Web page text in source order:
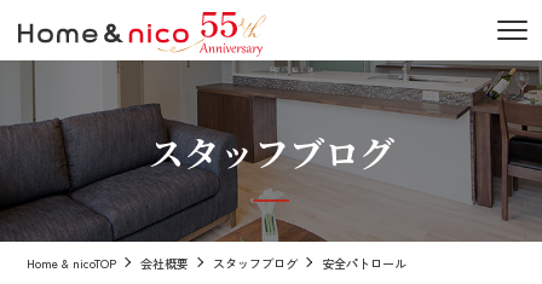
スタッフブログ
Home & nicoTOP 会社概要 スタッフブログ 安全パトロール